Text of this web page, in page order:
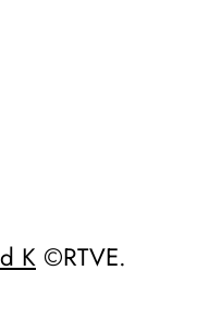
K ©RTVE.